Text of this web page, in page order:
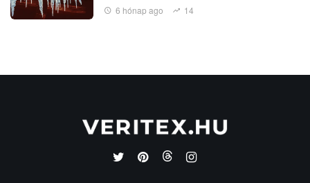
6 hónap ago 14